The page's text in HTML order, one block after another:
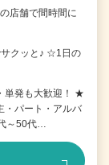
店舗で間時間に
サクッと♪ ☆1日の
単発も大歓迎！ ★
・パート・アルバ
～50代…